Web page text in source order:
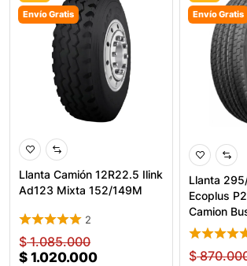
Envío Gratis
Llanta Camión 12R22.5 Ilink
Ad123 Mixta 152/149M
2
$1.085.000
$ 1.020.000
Envío Gratis
Llanta
Ecoplus
Camion
$